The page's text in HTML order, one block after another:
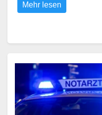
Mehr lesen